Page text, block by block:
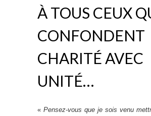
À TOUS CEUX
CONFONDENT
CHARITÉ AVEC
UNITÉ…
« Pensez-vous que je sois venu